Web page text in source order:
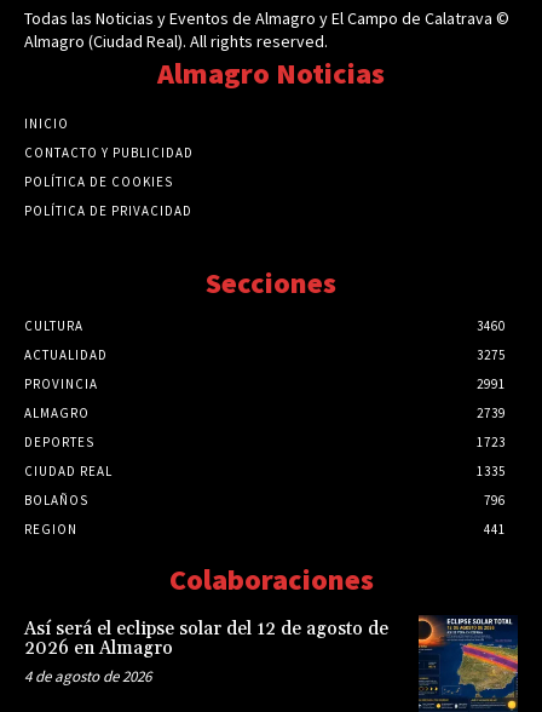
Todas las Noticias y Eventos de Almagro y El Campo de Calatrava ©
Almagro (Ciudad Real). All rights reserved.
Almagro Noticias
INICIO
CONTACTO Y PUBLICIDAD
POLÍTICA DE COOKIES
POLÍTICA DE PRIVACIDAD
Secciones
CULTURA
3460
ACTUALIDAD
3275
PROVINCIA
2991
ALMAGRO
2739
DEPORTES
1723
CIUDAD REAL
1335
BOLAÑOS
796
REGION
441
Colaboraciones
Así será el eclipse solar del 12 de agosto de
2026 en Almagro
4 de agosto de 2026